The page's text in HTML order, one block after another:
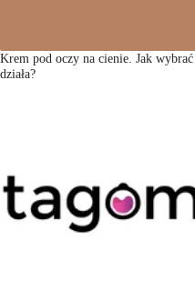
Krem pod oczy na cienie. Jak
działa?